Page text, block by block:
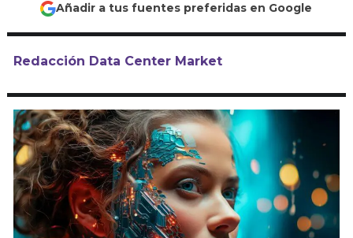
Añadir a tus fuentes preferidas en Google
Redacción Data Center Market